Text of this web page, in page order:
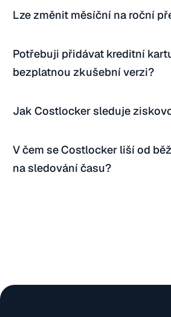
Lze změnit měsíční na roční
Potřebuji přidávat kreditní
bezplatnou zkušební verzi?
Jak Costlocker sleduje
V čem se Costlocker liší od
na sledování času?